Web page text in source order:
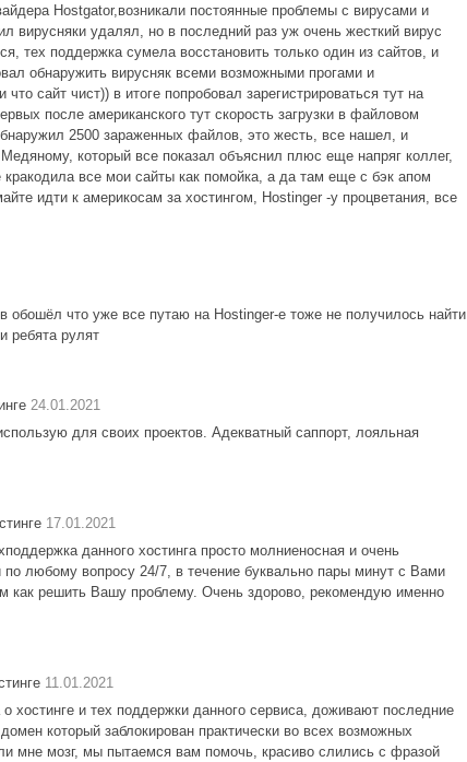
Hostgator,возникали постоянные проблемы с вирусами и
вирусняки удалял, но в последний раз уж очень жесткий вирус
тех поддержка сумела восстановить только один из сайтов, и
обнаружить вирусняк всеми возможными прогами и
сайт чист)) в итоге попробовал зарегистрироваться тут на
после американского тут скорость загрузки в файловом
2500 зараженных файлов, это жесть, все нашел, и
который все показал объяснил плюс еще напряг коллег,
все мои сайты как помойка, а да там еще с бэк апом
идти к америкосам за хостингом, Hostinger -у процветания, все
обошёл что уже все путаю на Hostinger-e тоже не получилось найти
ребята рулят
24.01.2021
для своих проектов. Адекватный саппорт, лояльная
17.01.2021
данного хостинга просто молниеносная и очень
любому вопросу 24/7, в течение буквально пары минут с Вами
как решить Вашу проблему. Очень здорово, рекомендую именно
11.01.2021
хостинге и тех поддержки данного сервиса, доживают последние
который заблокирован практически во всех возможных
мне мозг, мы пытаемся вам помочь, красиво слились с фразой